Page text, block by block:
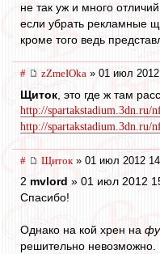
не так уж и много отличий.
если убрать рекламные
кроме того ведь
# zZmeIOka » 01 июл
Щиток , это где ж там
http://spartakstadium.3dn.ru/
http://spartakstadium.3dn.ru/
# Щиток » 01 июл 2012
2 mvlord » 01 июл 2012
Спасибо!
Однако на кой хрен на
решительно невозможно.